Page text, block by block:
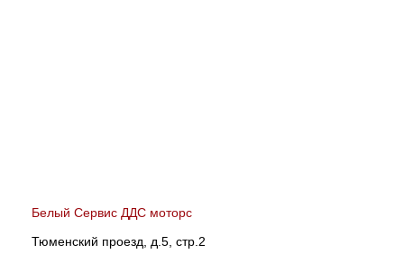
Белый Сервис ДДС моторс
Тюменский проезд, д.5, стр.2